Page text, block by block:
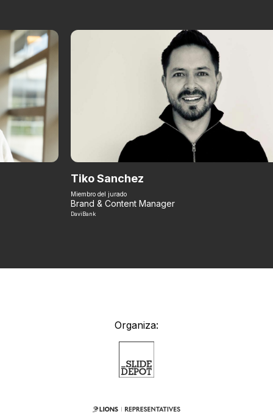
Tiko Sanchez
Miembro del jurado
Brand & Content Manager
DaviBank
Organiza: